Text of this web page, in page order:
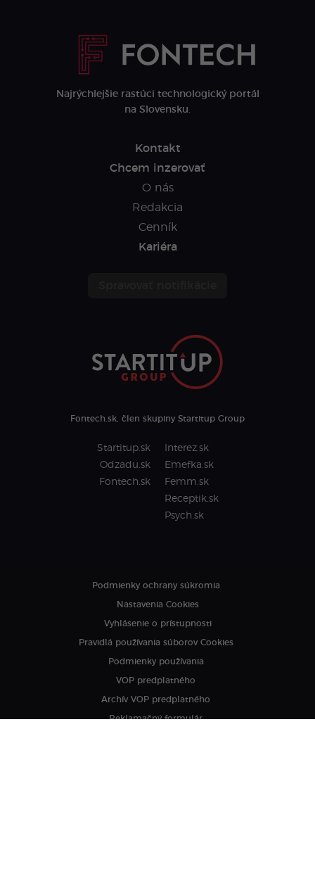
Najrýchlejšie rastúci technologický portál
na Slovensku.
Kontakt
Chcem inzerovať
O nás
Redakcia
Cenník
Kariéra
Fontech.sk, člen skupiny Startitup Group
Startitup.sk
Odzadu.sk
Fontech.sk
Interez.sk
Emefka.sk
Femm.sk
Receptik.sk
Psych.sk
Podmienky ochrany súkromia
Nastavenia Cookies
Vyhlásenie o prístupnosti
Pravidlá používania súborov Cookies
Podmienky používania
VOP predplatného
Archív VOP predplatného
Reklamačný formulár